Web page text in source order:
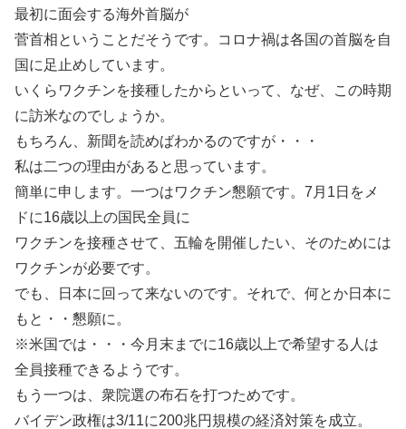
最初に面会する海外首脳が
菅首相ということだそうです。コロナ禍は各国の首脳を自
国に足止めしています。
いくらワクチンを接種したからといって、なぜ、この時期
に訪米なのでしょうか。
もちろん、新聞を読めばわかるのですが・・・
私は二つの理由があると思っています。
簡単に申します。一つはワクチン懇願です。7月1日をメ
ドに16歳以上の国民全員に
ワクチンを接種させて、五輪を開催したい、そのためには
ワクチンが必要です。
でも、日本に回って来ないのです。それで、何とか日本に
もと・・懇願に。
※米国では・・・今月末までに16歳以上で希望する人は
全員接種できるようです。
もう一つは、衆院選の布石を打つためです。
バイデン政権は3/11に200兆円規模の経済対策を成立。